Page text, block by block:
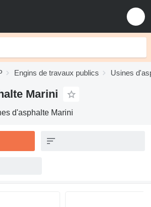
Engins de travaux publics Usines
Marini
d'asphalte Marini